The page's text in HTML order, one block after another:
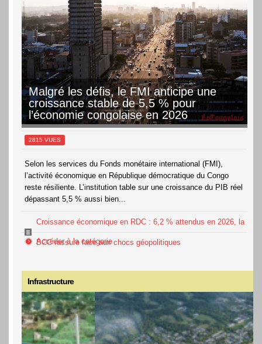
Malgré les défis, le FMI anticipe une
croissance stable de 5,5 % pour
l’économie congolaise en 2026
2815 VUES
Selon les services du Fonds monétaire international (FMI),
l’activité économique en République démocratique du Congo
reste résiliente. L’institution table sur une croissance du PIB réel
dépassant 5,5 % aussi bien...
Croissance économique en RDC : 6,2 % attendus en 2026, la
BCC rassure face aux chocs géopolitiques
Accéder à la catégorie
Infrastructure